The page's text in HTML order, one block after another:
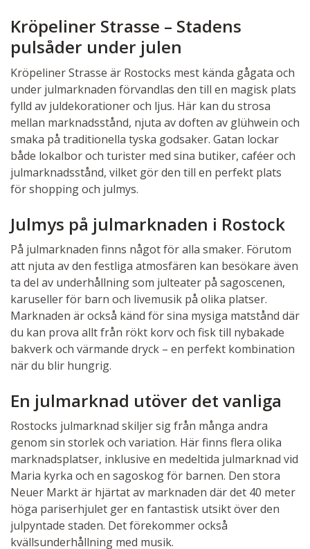
Kröpeliner Strasse – Stadens
pulsåder under julen
Kröpeliner Strasse är Rostocks mest kända gågata och
under julmarknaden förvandlas den till en magisk plats
fylld av juldekorationer och ljus. Här kan du strosa
mellan marknadsstånd, njuta av doften av glühwein och
smaka på traditionella tyska godsaker. Gatan lockar
både lokalbor och turister med sina butiker, caféer och
julmarknadsstånd, vilket gör den till en perfekt plats
för shopping och julmys.
Julmys på julmarknaden i Rostock
På julmarknaden finns något för alla smaker. Förutom
att njuta av den festliga atmosfären kan besökare även
ta del av underhållning som julteater på sagoscenen,
karuseller för barn och livemusik på olika platser.
Marknaden är också känd för sina mysiga matstånd där
du kan prova allt från rökt korv och fisk till nybakade
bakverk och värmande dryck – en perfekt kombination
när du blir hungrig.
En julmarknad utöver det vanliga
Rostocks julmarknad skiljer sig från många andra
genom sin storlek och variation. Här finns flera olika
marknadsplatser, inklusive en medeltida julmarknad vid
Maria kyrka och en sagoskog för barnen. Den stora
Neuer Markt är hjärtat av marknaden där det 40 meter
höga pariserhjulet ger en fantastisk utsikt över den
julpyntade staden. Det förekommer också
kvällsunderhållning med musik.